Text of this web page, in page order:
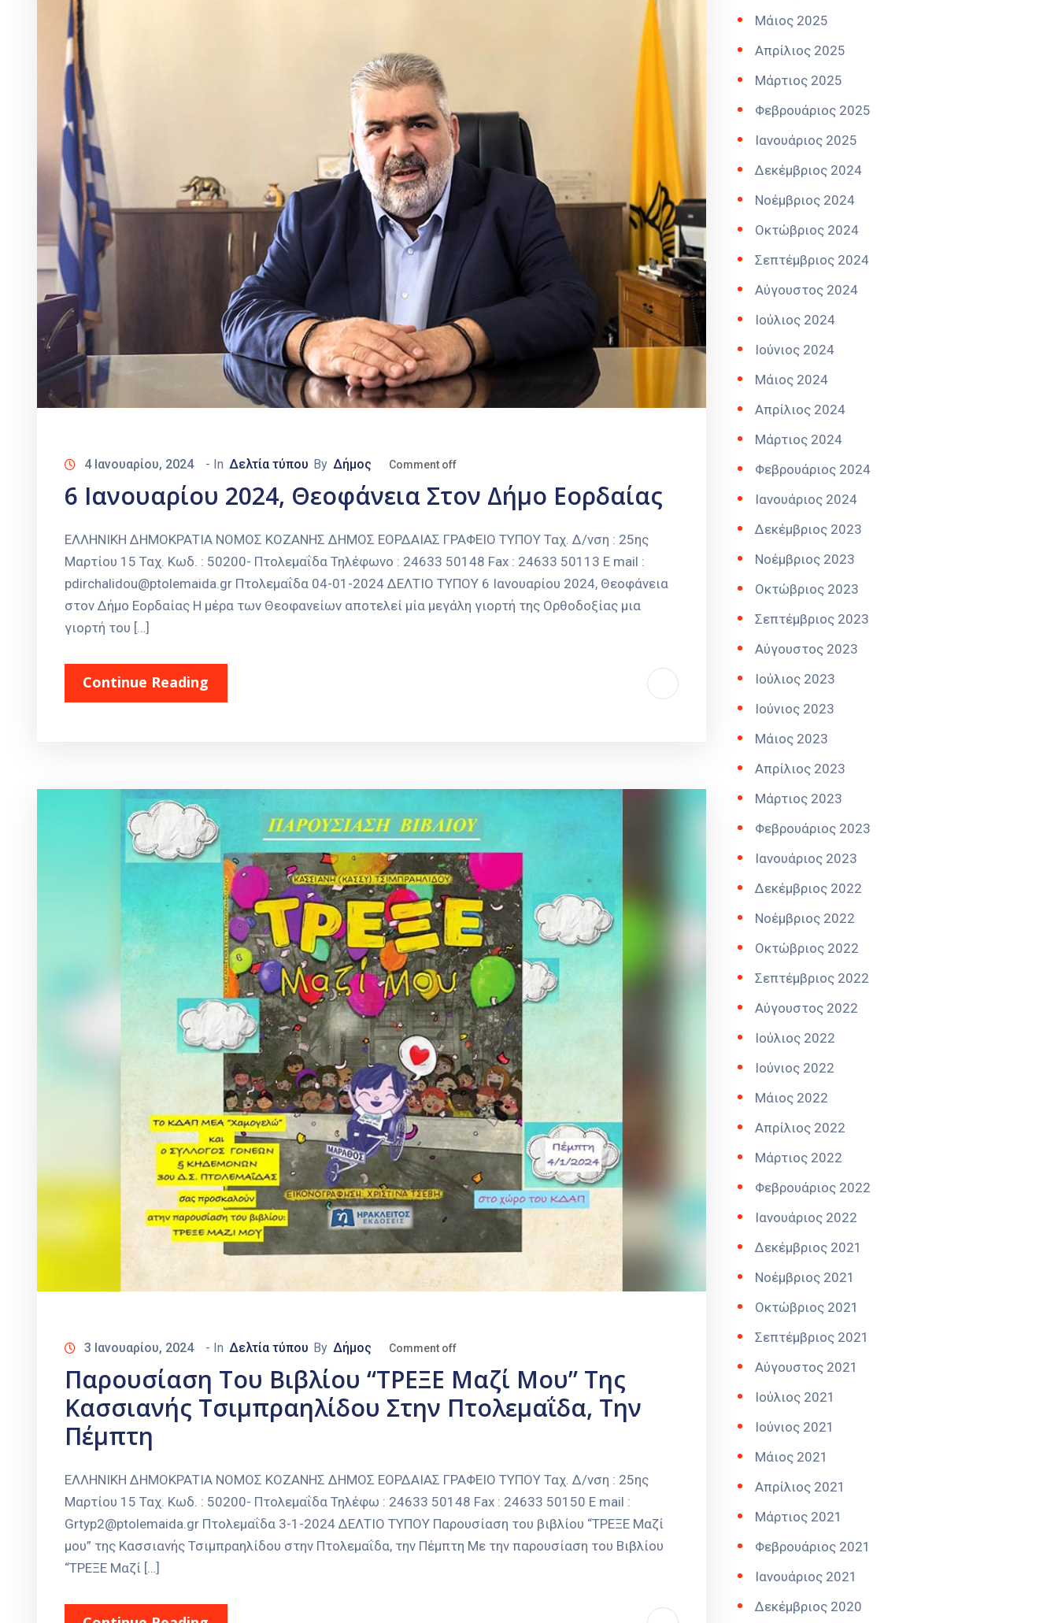
4 Ιανουαρίου, 2024 - In Δελτία τύπου By Δήμος Comment off
6 Ιανουαρίου 2024, Θεοφάνεια Στον Δήμο Εορδαίας
ΕΛΛΗΝΙΚΗ ΔΗΜΟΚΡΑΤΙΑ ΝΟΜΟΣ ΚΟΖΑΝΗΣ ΔΗΜΟΣ ΕΟΡΔΑΙΑΣ ΓΡΑΦΕΙΟ ΤΥΠΟΥ Ταχ. Δ/νση : 25ης
Μαρτίου 15 Ταχ. Κωδ. : 50200- Πτολεμαΐδα Τηλέφωνο : 24633 50148 Fax : 24633 50113 E mail :
pdirchalidou@ptolemaida.gr Πτολεμαΐδα 04-01-2024 ΔΕΛΤΙΟ ΤΥΠΟΥ 6 Ιανουαρίου 2024, Θεοφάνεια
στον Δήμο Εορδαίας Η μέρα των Θεοφανείων αποτελεί μία μεγάλη γιορτή της Ορθοδοξίας μια
γιορτή του […]
Continue Reading
3 Ιανουαρίου, 2024 - In Δελτία τύπου By Δήμος Comment off
Παρουσίαση Του Βιβλίου “ΤΡΕΞΕ Μαζί Μου” Της
Κασσιανής Τσιμπραηλίδου Στην Πτολεμαΐδα, Την
Πέμπτη
ΕΛΛΗΝΙΚΗ ΔΗΜΟΚΡΑΤΙΑ ΝΟΜΟΣ ΚΟΖΑΝΗΣ ΔΗΜΟΣ ΕΟΡΔΑΙΑΣ ΓΡΑΦΕΙΟ ΤΥΠΟΥ Ταχ. Δ/νση : 25ης
Μαρτίου 15 Ταχ. Κωδ. : 50200- Πτολεμαΐδα Τηλέφω : 24633 50148 Fax : 24633 50150 E mail :
Grtyp2@ptolemaida.gr Πτολεμαΐδα 3-1-2024 ΔΕΛΤΙΟ ΤΥΠΟΥ Παρουσίαση του βιβλίου “ΤΡΕΞΕ Μαζί
μου” της Κασσιανής Τσιμπραηλίδου στην Πτολεμαΐδα, την Πέμπτη Με την παρουσίαση του Βιβλίου
“ΤΡΕΞΕ Μαζί […]
Μάιος 2025
Απρίλιος 2025
Μάρτιος 2025
Φεβρουάριος 2025
Ιανουάριος 2025
Δεκέμβριος 2024
Νοέμβριος 2024
Οκτώβριος 2024
Σεπτέμβριος 2024
Αύγουστος 2024
Ιούλιος 2024
Ιούνιος 2024
Μάιος 2024
Απρίλιος 2024
Μάρτιος 2024
Φεβρουάριος 2024
Ιανουάριος 2024
Δεκέμβριος 2023
Νοέμβριος 2023
Οκτώβριος 2023
Σεπτέμβριος 2023
Αύγουστος 2023
Ιούλιος 2023
Ιούνιος 2023
Μάιος 2023
Απρίλιος 2023
Μάρτιος 2023
Φεβρουάριος 2023
Ιανουάριος 2023
Δεκέμβριος 2022
Νοέμβριος 2022
Οκτώβριος 2022
Σεπτέμβριος 2022
Αύγουστος 2022
Ιούλιος 2022
Ιούνιος 2022
Μάιος 2022
Απρίλιος 2022
Μάρτιος 2022
Φεβρουάριος 2022
Ιανουάριος 2022
Δεκέμβριος 2021
Νοέμβριος 2021
Οκτώβριος 2021
Σεπτέμβριος 2021
Αύγουστος 2021
Ιούλιος 2021
Ιούνιος 2021
Μάιος 2021
Απρίλιος 2021
Μάρτιος 2021
Φεβρουάριος 2021
Ιανουάριος 2021
Δεκέμβριος 2020